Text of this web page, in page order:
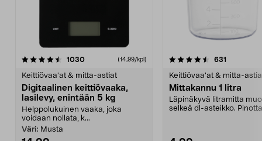
1030arvostelut(14,99/kpl)
Keittiövaa'at & mitta-astiat
Digitaalinen keittiövaaka,
lasilevy, enintään 5 kg
Helppolukuinen vaaka, joka
voidaan nollata, k...
Väri: Musta
4.5 viidestä
631
Keittiövaa'at & mitta-
Mittakannu 1 litra
Läpinäkyvä litramitta
selkeä dl-asteikko.
4.5 viidestä